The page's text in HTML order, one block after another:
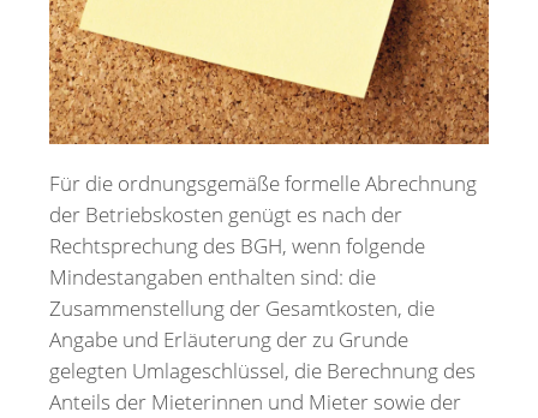
Für die ordnungsgemäße formelle Abrechnung
der Betriebskosten genügt es nach der
Rechtsprechung des BGH, wenn folgende
Mindestangaben enthalten sind: die
Zusammenstellung der Gesamtkosten, die
Angabe und Erläuterung der zu Grunde
gelegten Umlageschlüssel, die Berechnung des
Anteils der Mieterinnen und Mieter sowie der